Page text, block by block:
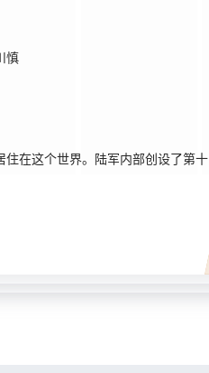
慎
在这个世界。陆军内部创设了第十